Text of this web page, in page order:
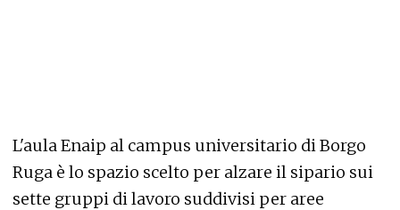
L'aula Enaip al campus universitario di Borgo
Ruga è lo spazio scelto per alzare il sipario sui
sette gruppi di lavoro suddivisi per aree